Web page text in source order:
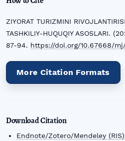
ZIYORAT TURIZMINI
TASHKILIY-HUQUQIY ASOSLARI.
87-94. https://doi.org/10.67668/
More Citation Formats
Download Citation
Endnote/Zotero/Mendeley (RIS)